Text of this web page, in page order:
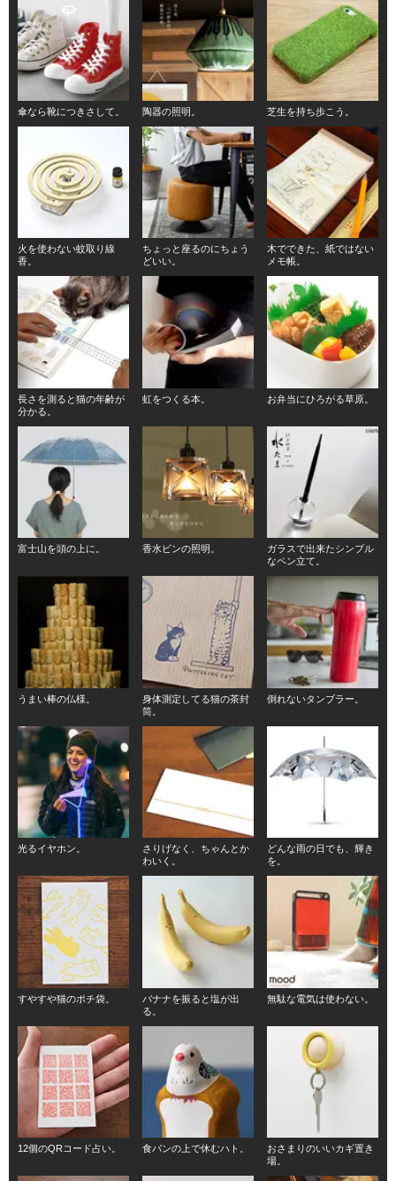
傘なら靴につきさして。 陶器の照明。 芝生を持ち歩こう。
火を使わない蚊取り線
香。
ちょっと座るのにちょう
どいい。
木でできた、紙ではない
メモ帳。
長さを測ると猫の年齢が
分かる。
虹をつくる本。 お弁当にひろがる草原。
富士山を頭の上に。 香水ビンの照明。
ガラスで出来たシンプル
なペン立て。
うまい棒の仏様。
身体測定してる猫の茶封
筒。
倒れないタンブラー。
光るイヤホン。
さりげなく、ちゃんとか
わいく。
どんな雨の日でも、輝き
を。
すやすや猫のポチ袋。
バナナを振ると塩が出
る。
無駄な電気は使わない。
12個のQRコード占い。 食パンの上で休むハト。
おさまりのいいカギ置き
場。